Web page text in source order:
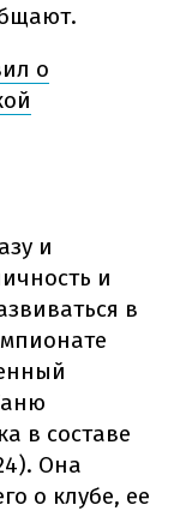
о
и
и
в
в составе
Она
о клубе, ее